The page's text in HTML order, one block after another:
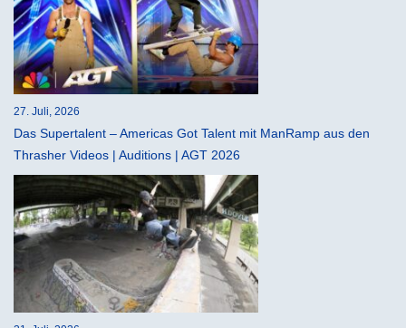
27. Juli, 2026
Das Supertalent – Americas Got Talent mit ManRamp aus den
Thrasher Videos | Auditions | AGT 2026